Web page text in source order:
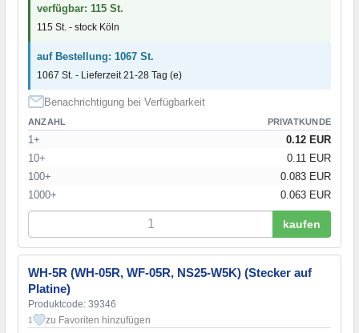
verfügbar: 115 St.
115 St. - stock Köln
auf Bestellung: 1067 St.
1067 St. - Lieferzeit 21-28 Tag (e)
Benachrichtigung bei Verfügbarkeit
ANZAHL PRIVATKUNDE
1+
0.12 EUR
10+
0.11 EUR
100+
0.083 EUR
1000+
0.063 EUR
kaufen
WH-5R (WH-05R, WF-05R, NS25-W5K) (Stecker auf
Platine)
Produktcode: 39346
1 zu Favoriten hinzufügen